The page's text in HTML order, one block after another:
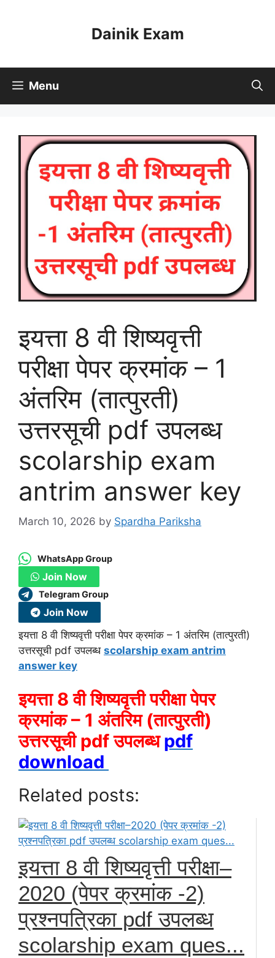
Dainik Exam
Menu
इयत्ता 8 वी शिष्यवृत्ती
परीक्षा पेपर क्रमांक – 1
अंतरिम (तात्पुरती)
उत्तरसूची pdf उपलब्ध
scolarship exam
antrim answer key
March 10, 2026 by Spardha Pariksha
WhatsApp Group
Join Now
Telegram Group
Join Now
इयत्ता 8 वी शिष्यवृत्ती परीक्षा पेपर क्रमांक – 1 अंतरिम (तात्पुरती)
उत्तरसूची pdf उपलब्ध scolarship exam antrim
answer key
इयत्ता 8 वी शिष्यवृत्ती परीक्षा पेपर
क्रमांक – 1 अंतरिम (तात्पुरती)
उत्तरसूची pdf उपलब्ध pdf
download
Related posts:
इयत्ता 8 वी शिष्यवृत्ती परीक्षा–
2020 (पेपर क्रमांक -2)
प्रश्नपत्रिका pdf उपलब्ध
scolarship exam ques...